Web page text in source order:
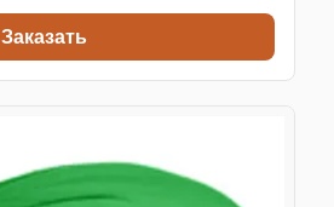
Заказать